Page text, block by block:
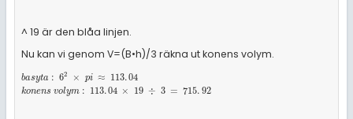
^ 19 är den blåa linjen.
Nu kan vi genom V=(B•h)/3 räkna ut konens volym.
basyta : 62 × pi ≈ 113.04
konens volym : 113. 04 × 19 ÷ 3 = 715. 92
basyt a 6 × pi ≈113.04ko